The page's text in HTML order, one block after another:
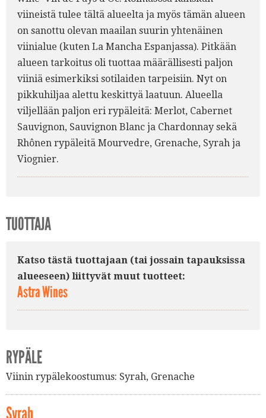
viineistä tulee tältä alueelta ja myös tämän alueen
on sanottu olevan maailan suurin yhtenäinen
viinialue (kuten La Mancha Espanjassa). Pitkään
alueen tarkoitus oli tuottaa määrällisesti paljon
viiniä esimerkiksi sotilaiden tarpeisiin. Nyt on
pikkuhiljaa alettu keskittyä laatuun. Alueella
viljellään paljon eri rypäleitä: Merlot, Cabernet
Sauvignon, Sauvignon Blanc ja Chardonnay sekä
Rhônen rypäleitä Mourvedre, Grenache, Syrah ja
Viognier.
TUOTTAJA
Katso tästä tuottajaan (tai jossain tapauksissa
alueeseen) liittyvät muut tuotteet:
Astra Wines
RYPÄLE
Viinin rypälekoostumus: Syrah, Grenache